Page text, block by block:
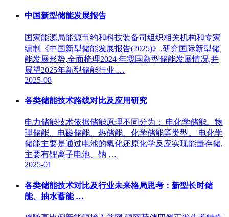
中国新型储能发展报告
国家能源局能源节约和科技装备司组织相关机构和专家
编制《中国新型储能发展报告(2025)》,研究国际新型储
能发展形势,全面梳理2024 年我国新型储能发展情况,并
展望2025年新型储能行业 …
2025-08
各类储能技术路线对比及应用研究
电力储能技术依据储能原理不同分为： 电化学储能、物
理储能、电磁储能、热储能、化学储能等类型。 电化学
储能主要是通过电池的氧化还原化学反应实现能量存储,
主要有锂离子电池、钠 …
2025-01
各类储能技术对比及行业未来格局思考：新型长时储
能、抽水蓄能 …